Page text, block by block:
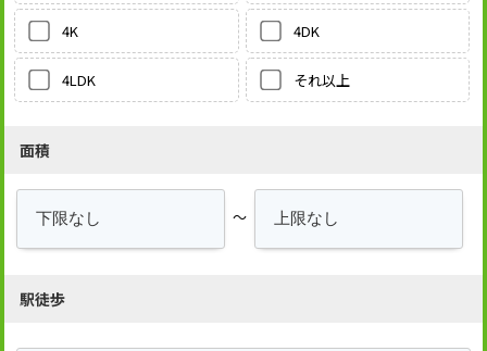
4K 4DK
4LDK それ以上
面積
～
駅徒歩